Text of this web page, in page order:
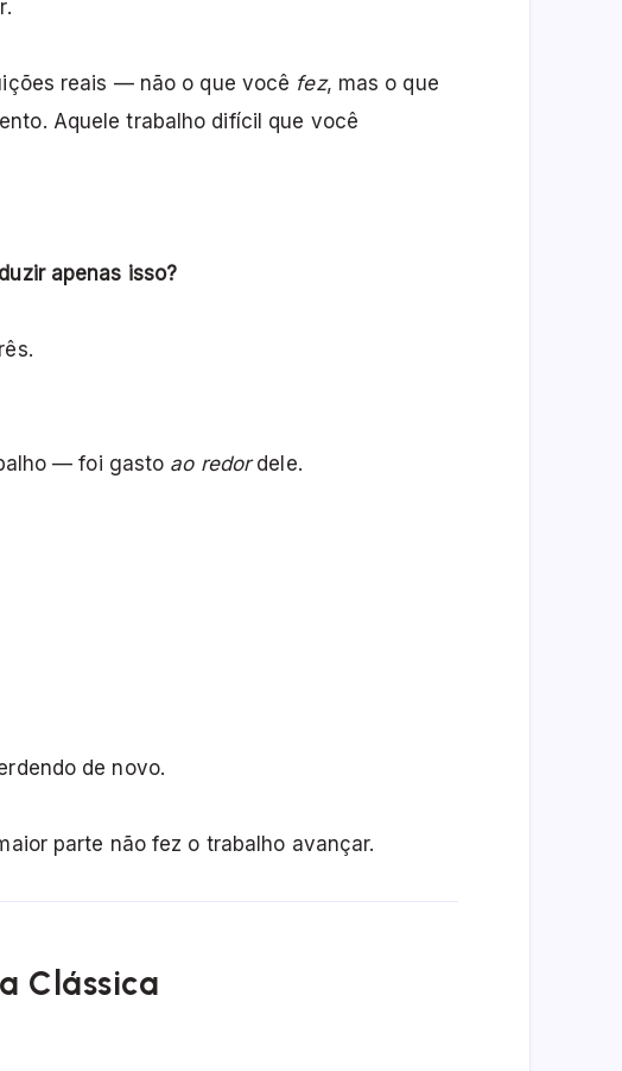
reais — não o que você fez, mas o que
Aquele trabalho difícil que você
apenas isso?
— foi gasto ao redordele.
de novo.
parte não fez o trabalho avançar.
Clássica